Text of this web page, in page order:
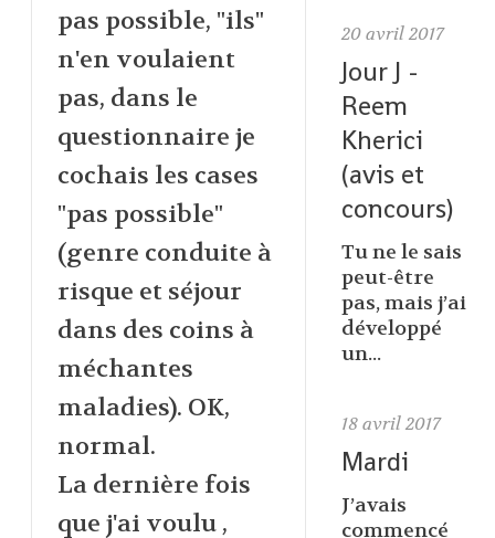
pas possible, "ils"
n'en voulaient
pas, dans le
questionnaire je
cochais les cases
"pas possible"
(genre conduite à
risque et séjour
dans des coins à
méchantes
maladies). OK,
normal.
La dernière fois
que j'ai voulu ,
20 avril 2017
Jour J -
Reem
Kherici
(avis et
concours)
Tu ne le sais
peut-être
pas, mais j’ai
développé
un...
18 avril 2017
Mardi
J’avais
commencé